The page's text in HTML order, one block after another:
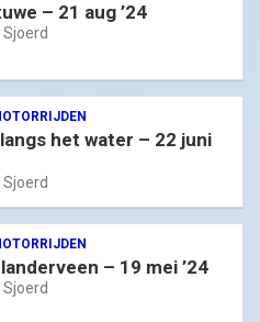
– 21 aug ’24
Sjoerd
het water – 22 juni
Sjoerd
– 19 mei ’24
Sjoerd